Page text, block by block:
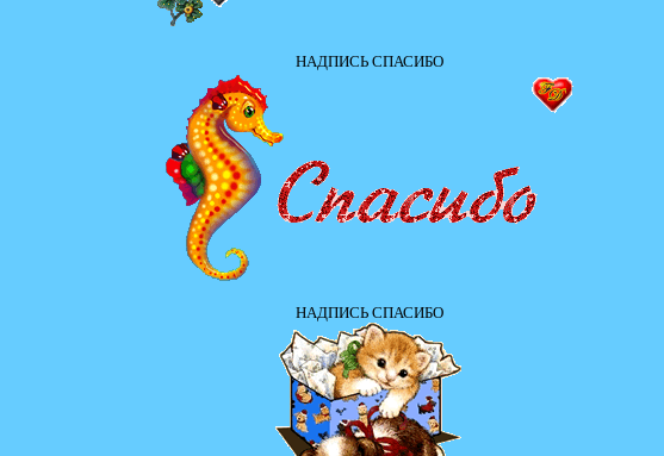
НАДПИСЬ СПАСИБО
НАДПИСЬ СПАСИБО